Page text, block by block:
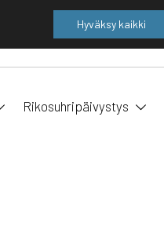
FI SE
Rikosuhripäivystys
Hyväksy kaikki